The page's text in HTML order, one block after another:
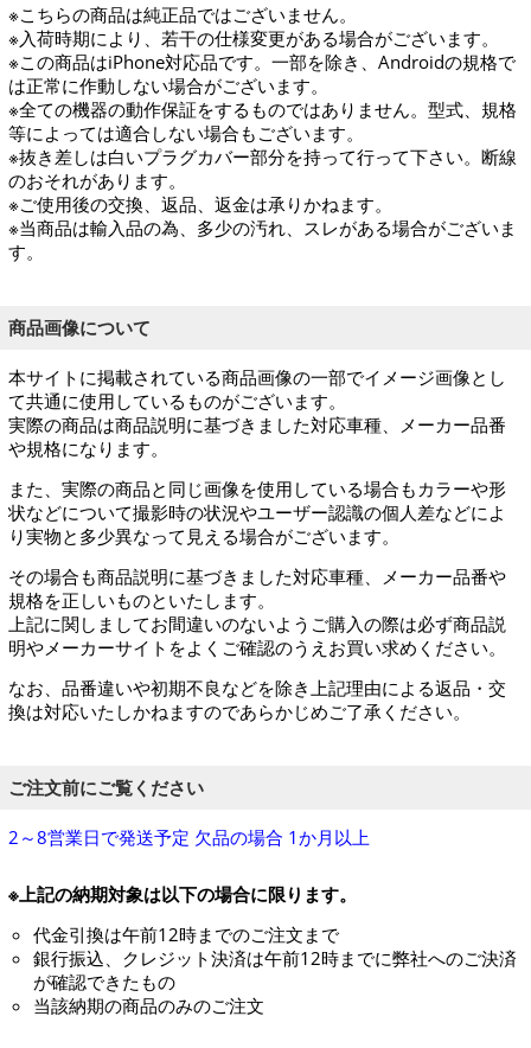
※こちらの商品は純正品ではございません。
※入荷時期により、若干の仕様変更がある場合がございます。
※この商品はiPhone対応品です。一部を除き、Androidの規格で
は正常に作動しない場合がございます。
※全ての機器の動作保証をするものではありません。型式、規格
等によっては適合しない場合もございます。
※抜き差しは白いプラグカバー部分を持って行って下さい。断線
のおそれがあります。
※ご使用後の交換、返品、返金は承りかねます。
※当商品は輸入品の為、多少の汚れ、スレがある場合がございま
す。
商品画像について
本サイトに掲載されている商品画像の一部でイメージ画像とし
て共通に使用しているものがございます。
実際の商品は商品説明に基づきました対応車種、メーカー品番
や規格になります。
また、実際の商品と同じ画像を使用している場合もカラーや形
状などについて撮影時の状況やユーザー認識の個人差などによ
り実物と多少異なって見える場合がございます。
その場合も商品説明に基づきました対応車種、メーカー品番や
規格を正しいものといたします。
上記に関しましてお間違いのないようご購入の際は必ず商品説
明やメーカーサイトをよくご確認のうえお買い求めください。
なお、品番違いや初期不良などを除き上記理由による返品・交
換は対応いたしかねますのであらかじめご了承ください。
ご注文前にご覧ください
2～8営業日で発送予定 欠品の場合 1か月以上
※上記の納期対象は以下の場合に限ります。
代金引換は午前12時までのご注文まで
銀行振込、クレジット決済は午前12時までに弊社へのご決済
が確認できたもの
当該納期の商品のみのご注文